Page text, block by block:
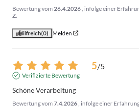
Bewertung vom 26.4.2026 , infolge einer
Z.
Hilfreich(0) Melden
5/5
Verifizierte Bewertung
Schöne Verarbeitung
Bewertung vom 7.4.2026 , infolge einer